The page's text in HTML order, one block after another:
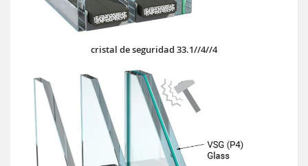
cristal de seguridad 33.1//4//4